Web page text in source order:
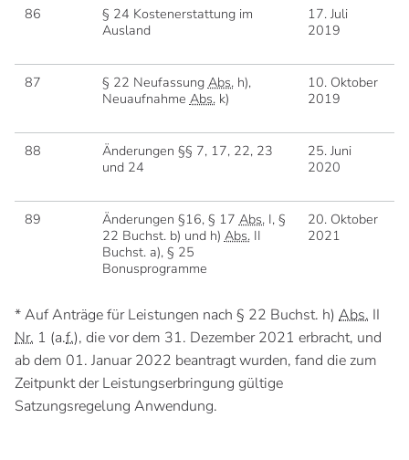
86
§ 24 Kostenerstattung im
Ausland
17. Juli
2019
87 § 22 Neufassung Abs.h),
Neuaufnahme Abs.k)
10. Oktober
2019
88
Änderungen §§ 7, 17, 22, 23
und 24
25. Juni
2020
89
Änderungen §16, § 17 Abs.I, §
22 Buchst. b) und h) Abs.II
Buchst. a), § 25
Bonusprogramme
20. Oktober
2021
* Auf Anträge für Leistungen nach § 22 Buchst. h) Abs. II
Nr. 1 (a.f.), die vor dem 31. Dezember 2021 erbracht, und
ab dem 01. Januar 2022 beantragt wurden, fand die zum
Zeitpunkt der Leistungserbringung gültige
Satzungsregelung Anwendung.